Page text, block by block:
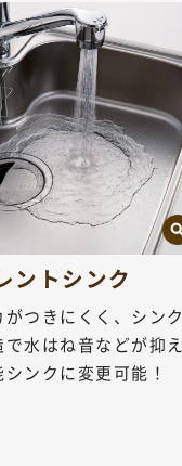
ントシンク
つきにくく、シンク
水はね音などが抑え
ンクに変更可能！